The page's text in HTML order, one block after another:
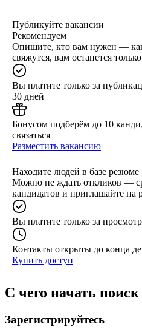
Публикуйте вакансии
Рекомендуем
Опишите, кто вам нужен —
свяжутся, вам останется
Вы платите только за
30 дней
Бонусом подберём до 10
связаться
Разместить вакансию
Находите людей в базе резюме
Можно не ждать откликов —
кандидатов и приглашайте на
Вы платите только за
Контакты открыты до конца
Купить доступ
С чего начать
Зарегистрируйтесь